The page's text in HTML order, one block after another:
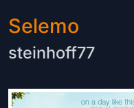
Selemo
steinhoff77